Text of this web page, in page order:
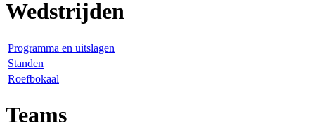
Wedstrijden
Programma en uitslagen
Standen
Roefbokaal
Teams